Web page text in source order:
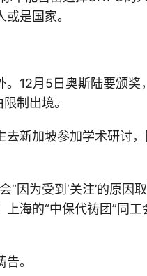
是国家。
12月5日奥斯陆要颁奖
制出境。
新加坡参加学术研讨
因为受到‘关注’的原因
海的“中保代祷团”同
。